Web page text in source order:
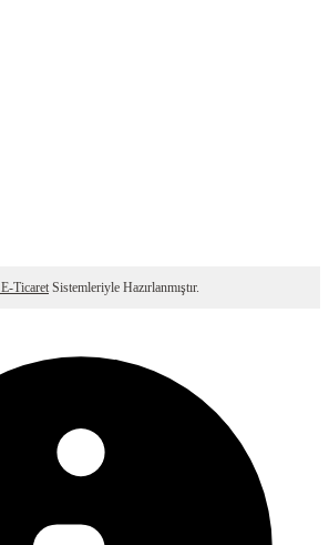
E-Ticaret Sistemleriyle Hazırlanmıştır.